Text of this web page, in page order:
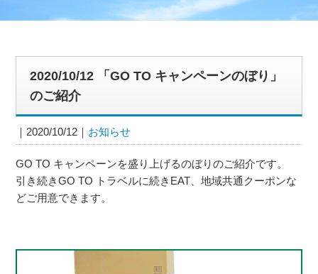
2020/10/12 「GO TO キャンペーンのぼり」
のご紹介
2020/10/12 お知らせ
GO TO キャンペーンを盛り上げるのぼりのご紹介です。
引き続きGO TO トラベルに続きEAT、地域共通クーポンな
どご用意できます。